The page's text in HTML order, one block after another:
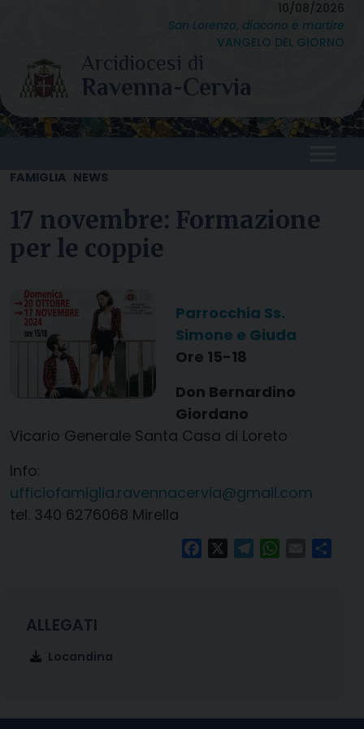
content
10/08/2026
San Lorenzo, diacono e martire
VANGELO DEL GIORNO
FAMIGLIA NEWS
17 novembre: Formazione
per le coppie
Parrocchia Ss.
Simone e Giuda
Ore 15-18
Don Bernardino
Giordano
Vicario Generale Santa Casa di Loreto
Info:
ufficiofamiglia.ravennacervia@gmail.com
tel. 340 6276068 Mirella
FacebookTelegramWhatsApp
Email
Locandina